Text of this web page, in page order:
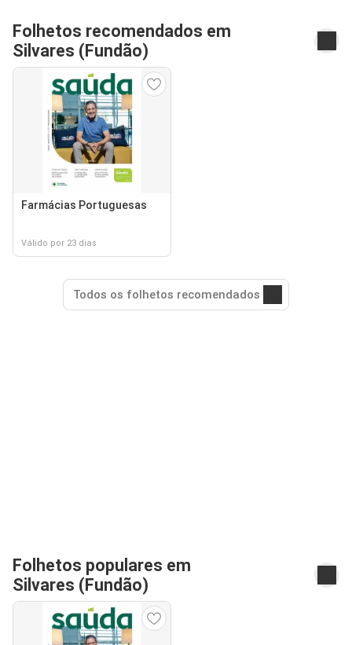
Folhetos recomendados em
Silvares (Fundão)
Farmácias Portuguesas
Válido por 23 dias
Todos os folhetos recomendados
Folhetos populares em
Silvares (Fundão)